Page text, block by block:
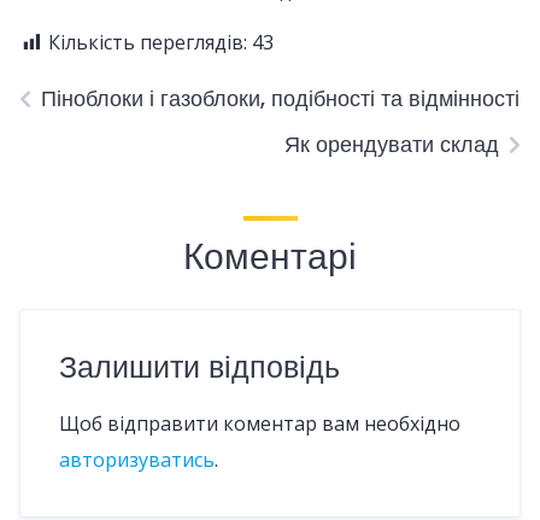
Кількість переглядів: 43
Піноблоки і газоблоки, подібності та відмінності
Як орендувати склад
Коментарі
Залишити відповідь
Щоб відправити коментар вам необхідно
авторизуватись.